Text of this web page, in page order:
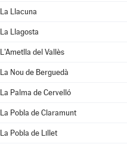
La Llacuna
La Llagosta
L'Ametlla del Vallès
La Nou de Berguedà
La Palma de Cervelló
La Pobla de Claramunt
La Pobla de Lillet